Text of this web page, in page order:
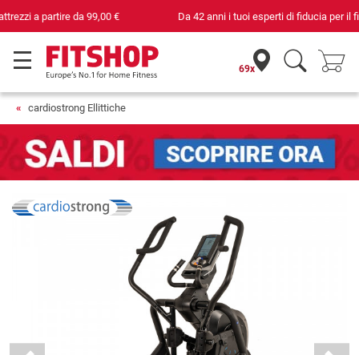
Da 42 anni i tuoi esperti di fiducia per il fitness domestico
69x
cardiostrong Ellittiche